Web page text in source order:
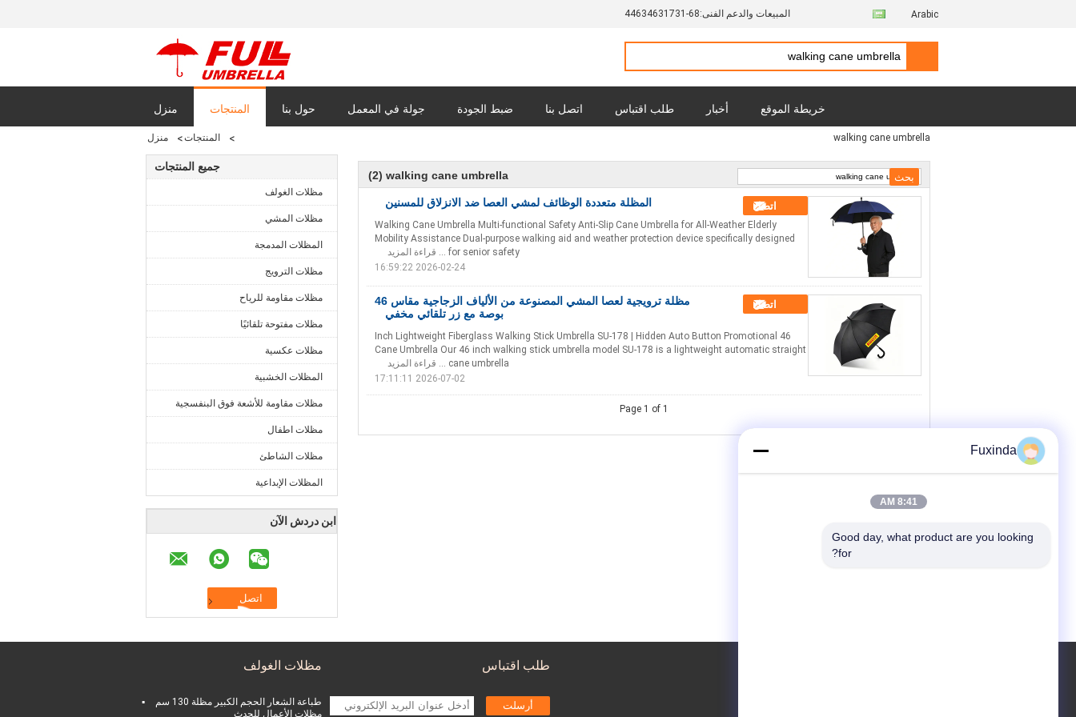
المبيعات والدعم الفنى:86-13713643644 Arabic
منزل المنتجات حول بنا جولة في المعمل ضبط الجودة اتصل بنا طلب اقتباس أخبار خريطة الموقع
سياسة الخصوصية
منزل المنتجات walking cane umbrella
جميع المنتجات
مظلات الغولف
مظلات المشي
المظلات المدمجة
مظلات الترويج
مظلات مقاومة للرياح
مظلات مفتوحة تلقائيًا
مظلات عكسية
المظلات الخشبية
مظلات مقاومة للأشعة فوق البنفسجية
مظلات اطفال
مظلات الشاطئ
المظلات الإبداعية
ابن دردش الآن
walking cane umbrella
(2)
المظلة متعددة الوظائف لمشي العصا ضد الانزلاق للمسنين اتصل
Walking Cane Umbrella Multi-functional Safety Anti-Slip Cane Umbrella for All-Weather Elderly
Mobility Assistance Dual-purpose walking aid and weather protection device specifically designed
for senior safety ...
قراءة المزيد
2026-02-24 16:59:22
مظلة ترويجية لعصا المشي المصنوعة من الألياف الزجاجية مقاس 46
بوصة مع زر تلقائي مخفي
اتصل
46 Inch Lightweight Fiberglass Walking Stick Umbrella SU-178 | Hidden Auto Button Promotional
Cane Umbrella Our 46 inch walking stick umbrella model SU-178 is a lightweight automatic straight
cane umbrella ...
قراءة المزيد
2026-07-02 17:11:11
Page 1 of 1
مظلات الغولف
طباعة الشعار الحجم الكبير مظلة 130 سم
مظلات الأعمال للحدث
طلب اقتباس
أرسلت
Fuxinda
8:41 AM
Good day, what product are you looking
for?